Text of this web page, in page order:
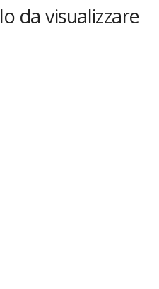
t
da visualizzare